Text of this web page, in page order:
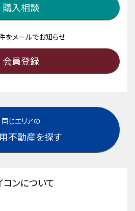
購入相談
をメールでお知らせ
会員登録
同じエリアの
不動産を探す
コンについて